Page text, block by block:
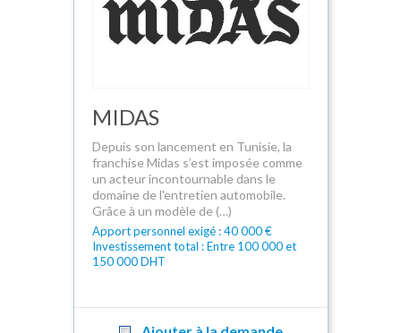
MIDAS
Depuis son lancement en Tunisie, la
franchise Midas s’est imposée comme
un acteur incontournable dans le
domaine de l'entretien automobile.
Grâce à un modèle de (…)
Apport personnel exigé : 40 000 €
Investissement total : Entre 100 000 et
150 000 DHT